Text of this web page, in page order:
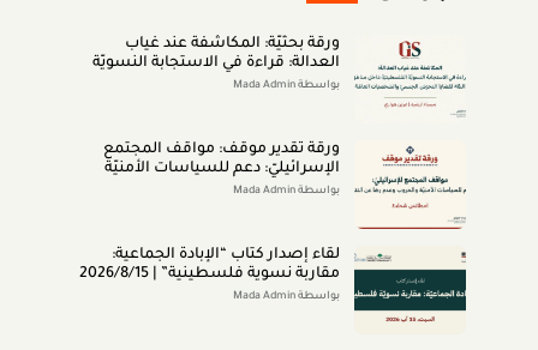
ورقة بحثيّة: المكاشفة عند غياب
العدالة: قراءة في الاستجابة النسويّة
بواسطة Mada Admin
ورقة تقدير موقف: مواقف المجتمع
الإسرائيليّ: دعم للسياسات الأمنيّة
والحروب وعدم رضا عن النتائج (تمّوز
بواسطة Mada Admin
لقاء إصدار كتاب “اﻹﺑﺎدةّ اﻟﺠﻤﺎﻋﻴﺔ:
ﻣﻘﺎرﺑﺔ ﻧﺴﻮﻳﺔ ﻓﻠﺴﻄﻴﻨﻴﺔ” | 2026/8/15
|بواسطة Mada Admin